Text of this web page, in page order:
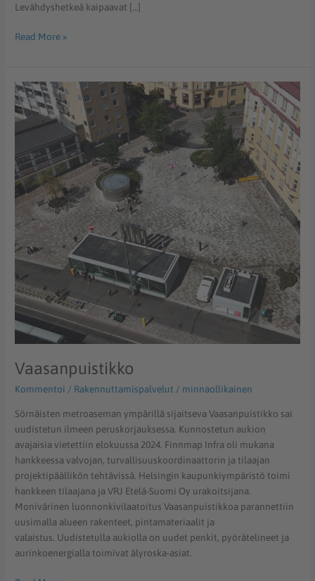
Levähdyshetkeä kaipaavat […]
Read More »
Vaasanpuistikko
Kommentoi / Rakennuttamispalvelut / minnaollikainen
Sörnäisten metroaseman ympärillä sijaitseva Vaasanpuistikko sai
uudistetun ilmeen peruskorjauksessa. Kunnostetun aukion
avajaisia vietettiin elokuussa 2024. Finnmap Infra oli mukana
hankkeessa valvojan, turvallisuuskoordinaattorin ja tilaajan
projektipäällikön tehtävissä. Helsingin kaupunkiympäristö toimi
hankkeen tilaajana ja VRJ Etelä-Suomi Oy urakoitsijana.
Monivärinen luonnonkivilaatoitus Vaasanpuistikkoa parannettiin
uusimalla alueen rakenteet, pintamateriaalit ja
valaistus. Uudistetulla aukiolla on uudet penkit, pyörätelineet ja
aurinkoenergialla toimivat älyroska-asiat.
Vaasanpuistikko